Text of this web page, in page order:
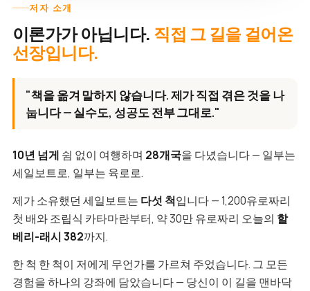
저자 소개
이론가가 아닙니다. 직접 그 길을 걸어온
선장입니다.
"책을 옮겨 말하지 않습니다. 제가 직접 겪은 것을 나
눕니다 — 실수도, 성공도 전부 그대로."
10년 넘게 쉼 없이 여행하며 28개국을 다녔습니다 — 일부는
세일보트로, 일부는 육로로.
제가 소유했던 세일보트는 다섯 척입니다 — 1,200유로짜리
첫 배와 조립식 카타마란부터, 약 30만 유로짜리 오늘의 할
베리-래시 382까지.
한 척 한 척이 저에게 무언가를 가르쳐 주었습니다. 그 모든
경험을 하나의 강좌에 담았습니다 — 당신이 이 길을 맨바닥